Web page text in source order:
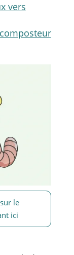
vers
le
ici